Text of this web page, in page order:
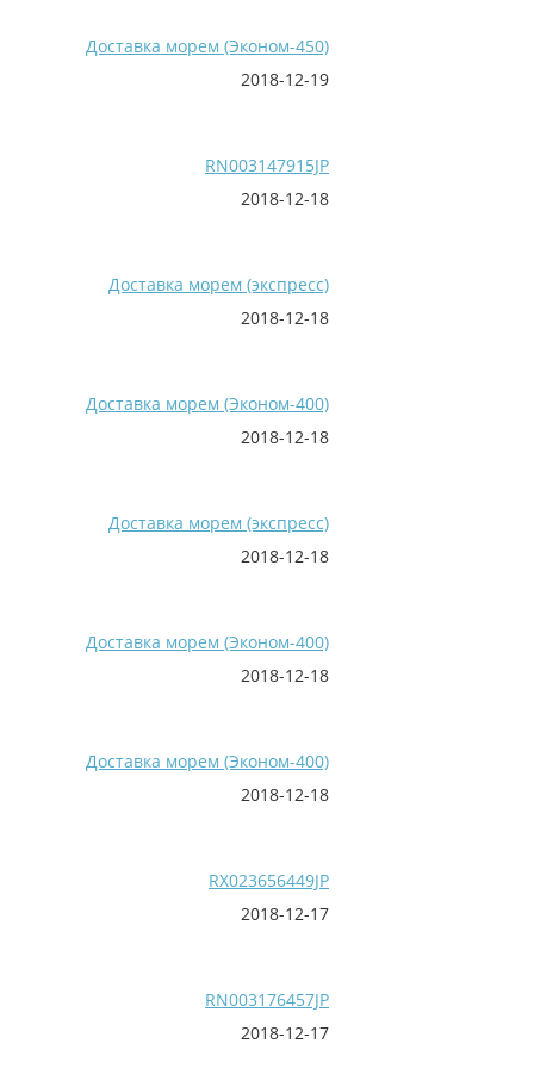
Доставка морем (Эконом-450)
2018-12-19
RN003147915JP
2018-12-18
Доставка морем (экспресс)
2018-12-18
Доставка морем (Эконом-400)
2018-12-18
Доставка морем (экспресс)
2018-12-18
Доставка морем (Эконом-400)
2018-12-18
Доставка морем (Эконом-400)
2018-12-18
RX023656449JP
2018-12-17
RN003176457JP
2018-12-17